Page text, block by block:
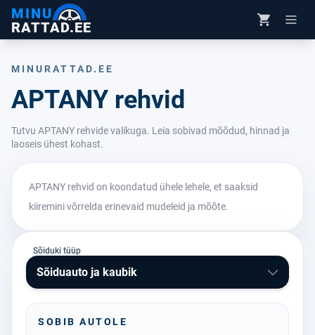
MINU
RATTAD.EE
MINURATTAD.EE
APTANY rehvid
Tutvu APTANY rehvide valikuga. Leia sobivad mõõdud, hinnad ja
laoseis ühest kohast.
APTANY rehvid on koondatud ühele lehele, et saaksid
kiiremini võrrelda erinevaid mudeleid ja mõõte.
Sõiduki tüüp
Sõiduauto ja kaubik
SOBIB AUTOLE